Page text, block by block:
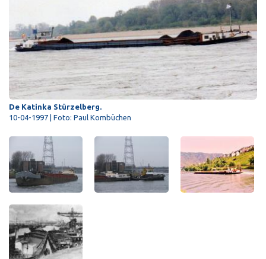
De Katinka Stürzelberg.
10-04-1997 | Foto: Paul Kombüchen